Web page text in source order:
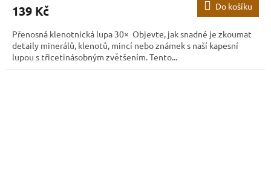
139 Kč Do košíku
Přenosná klenotnická lupa 30× Objevte, jak snadné je zkoumat
detaily minerálů, klenotů, mincí nebo známek s naší kapesní
lupou s třicetinásobným zvětšením. Tento...